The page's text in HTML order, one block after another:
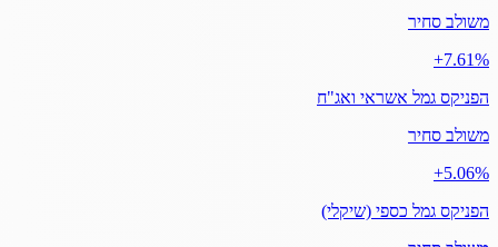
משולב סחיר
‎+7.61%
הפניקס גמל אשראי ואג"ח
משולב סחיר
‎+5.06%
הפניקס גמל כספי (שיקלי)